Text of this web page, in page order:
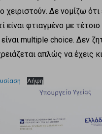
χειριστούν. Δε νομίζω ότι
είναι φτιαγμένο με
multiple choice. Δεν
απλώς να έχεις
Λήψη